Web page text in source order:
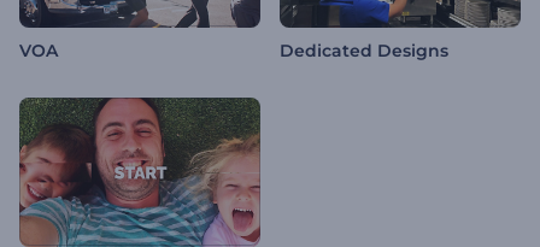
VOA Dedicated Designs